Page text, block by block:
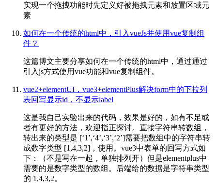
实现一个拖拽功能时先定义好被拖拽元素和放置区域元
素
如何在一个传统的html中，引入vueJs并使用vue复制组
件？
这篇博文主要分享如何在一个传统的html中，通过通过
引入js方式使用vue功能和vue复制组件。
vue2+elementUI，vue3+elementPlus解决form中的下拉列
表回写显示id，不显示label
这是我自己实验出来的代码，效果是好的，如有不足或
者有更好的方法，欢迎指正探讨。直接字符串转数组，
转出来的类型是 [‘1’,‘4’,‘3’,‘2’]需要把数组中的字符串转
成数字类型 [1,4,3,2]，使用。vue3中表单的回写方式如
下：（不是写在一起，单独排列开）但是elementplus中
需要的是数字类型的数组。后端给的数据是字符串类型
的 1,4,3,2。